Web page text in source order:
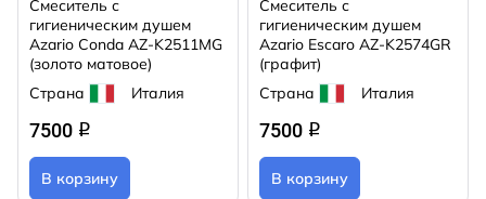
Смеситель с
гигиеническим душем
Azario Conda AZ-K2511MG
(золото матовое)
Страна
Италия
7500 q
В корзину
Смеситель с
гигиеническим душем
Azario Escaro AZ-K2574GR
(графит)
Страна
Италия
7500 q
В корзину